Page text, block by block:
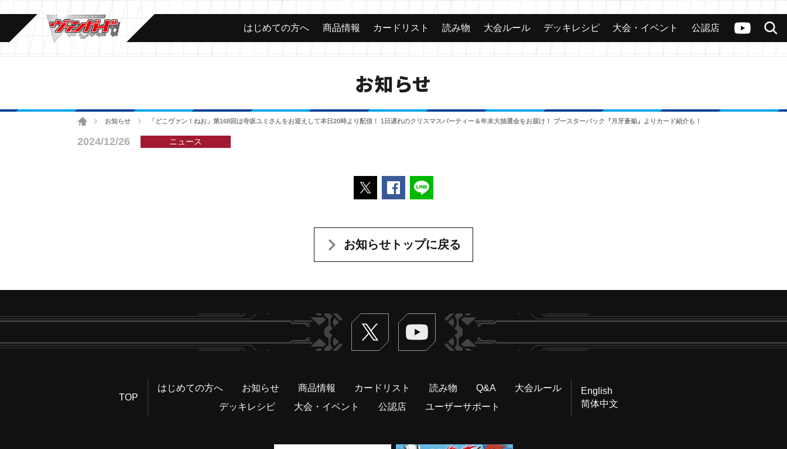
ヴァンガードch
検索
カード 大会 公認店舗 その他
はじめての方へ 商品情報 カードリスト 読み物 大会ルール デッキレシピ 大会・イベント 公認店
お知らせ
ホームお知らせ 「どこヴァン！ねお」第168回は寺坂ユミさんをお迎えして本日20時より配信！ 1日遅れのクリスマスパーティー＆年末大抽選会をお届け！ ブースターパック『月牙蒼焔』よりカード紹介も！
2024/12/26 ニュース
ポストするFacebookでシェアする
お知らせトップに戻る
Twitter ヴァンガードch
TOP
はじめての方へ お知らせ 商品情報 カードリスト 読み物 Q&A
大会ルール
デッキレシピ
大会・イベント 公認店 ユーザーサポート
English
简体中文